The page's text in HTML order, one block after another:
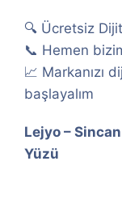
🔍 Ücretsiz
📞 Hemen
📈 Markanızı
başlayalım
Lejyo –
Yüzü